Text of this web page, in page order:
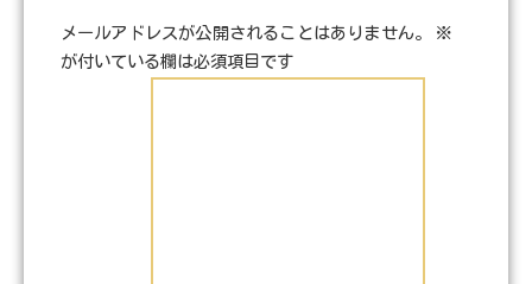
メールアドレスが公開されることはありません。
※
が付いている欄は必須項目です